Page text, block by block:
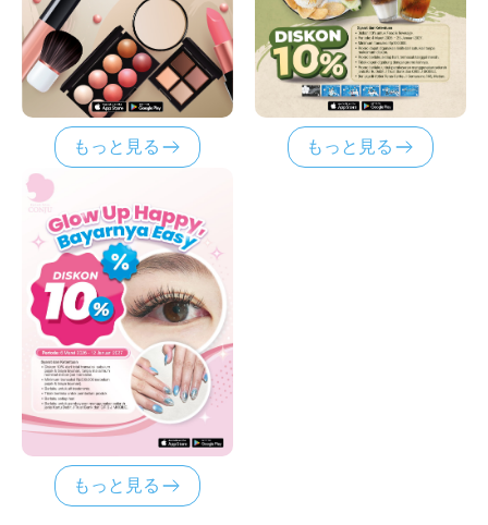
もっと見る もっと見る
もっと見る